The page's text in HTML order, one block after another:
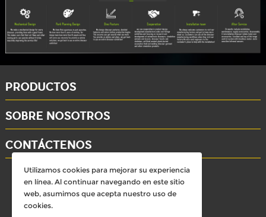
Utilizamos cookies para mejorar su experiencia
en línea. Al continuar navegando en este sitio
web, asumimos que acepta nuestro uso de
cookies.
PRODUCTOS
SOBRE NOSOTROS
CONTÁCTENOS
whatsapp: +86-15284804802
Email: david@dinosaursell.com